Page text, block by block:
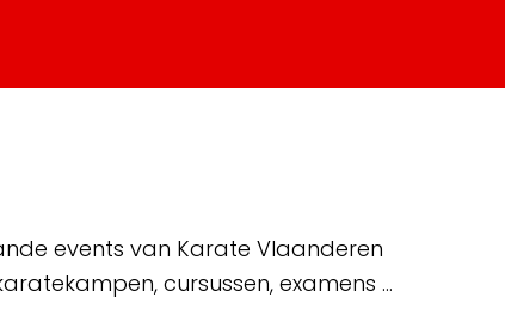
events van Karate Vlaanderen
cursussen, examens …